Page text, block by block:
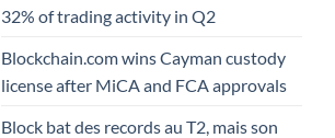
32% of trading activity in Q2
Blockchain.com wins Cayman custody
license after MiCA and FCA approvals
Block bat des records au T2, mais son